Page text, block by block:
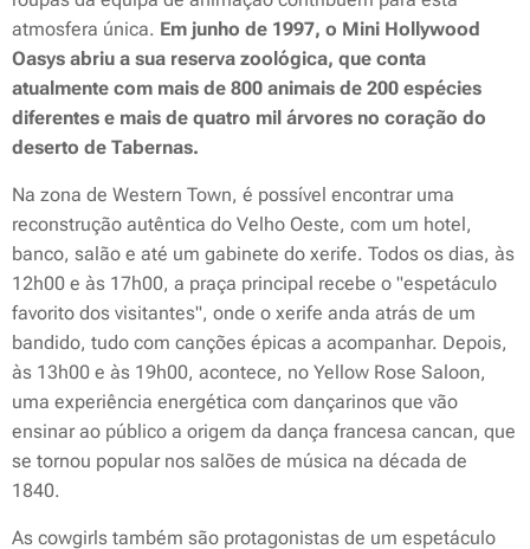
atmosfera única. Em junho de 1997, o Mini Hollywood
Oasys abriu a sua reserva zoológica, que conta
atualmente com mais de 800 animais de 200 espécies
diferentes e mais de quatro mil árvores no coração do
deserto de Tabernas.
Na zona de Western Town, é possível encontrar uma
reconstrução autêntica do Velho Oeste, com um hotel,
banco, salão e até um gabinete do xerife. Todos os dias, às
12h00 e às 17h00, a praça principal recebe o "espetáculo
favorito dos visitantes", onde o xerife anda atrás de um
bandido, tudo com canções épicas a acompanhar. Depois,
às 13h00 e às 19h00, acontece, no Yellow Rose Saloon,
uma experiência energética com dançarinos que vão
ensinar ao público a origem da dança francesa cancan, que
se tornou popular nos salões de música na década de
1840.
As cowgirls também são protagonistas de um espetáculo